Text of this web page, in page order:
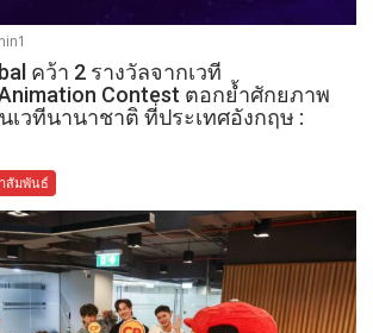
คว้า 2 รางวัลจากเวที
Contest ตอกย้ำศักยภาพ
เวทีนานาชาติ ที่ประเทศอังกฤษ :
สัมพันธ์